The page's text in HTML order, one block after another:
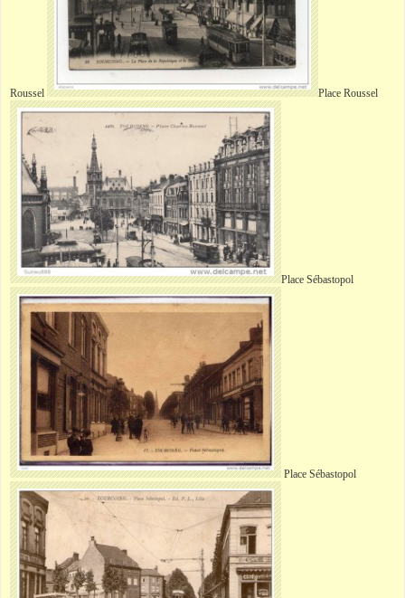
Roussel Place Roussel
Place Sébastopol
Place Sébastopol